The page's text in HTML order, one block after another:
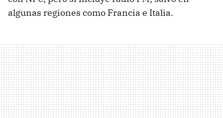
algunas regiones como Francia e Italia.